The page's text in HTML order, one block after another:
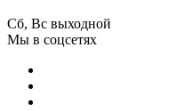
Сб, Вс выходной
Мы в соцсетях